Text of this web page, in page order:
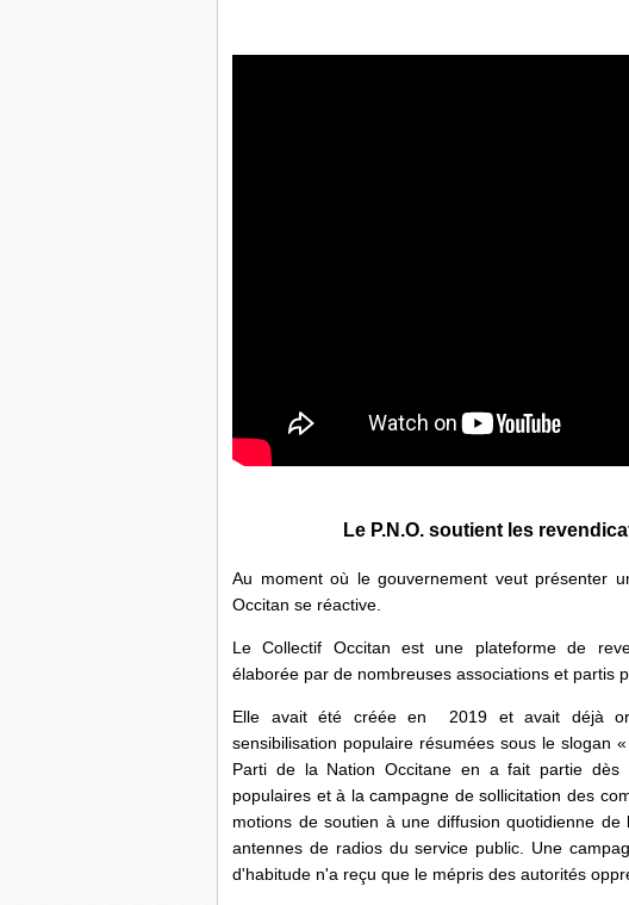
Le P.N.O. soutient les
Au moment où le gouvernement veut présenter
Occitan se réactive.
Le Collectif Occitan est une plateforme de
élaborée par de nombreuses associations et partis
Elle avait été créée en 2019 et avait déjà
sensibilisation populaire résumées sous le slogan
Parti de la Nation Occitane en a fait partie dès
populaires et à la campagne de sollicitation des
motions de soutien à une diffusion quotidienne
antennes de radios du service public. Une
d'habitude n'a reçu que le mépris des autorités